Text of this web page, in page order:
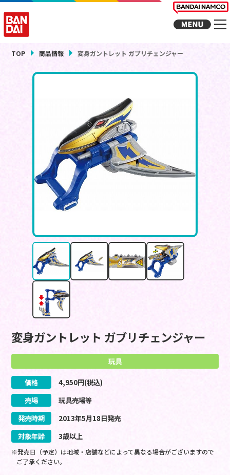
TOP 商品情報 変身ガントレット ガブリチェンジャー
変身ガントレット ガブリチェンジャー
玩具
価格 4,950円(税込)
売場
玩具売場等
発売時期
2013年5月18日発売
対象年齢
3歳以上
※発売日（予定）は地域・店舗などによって異なる場合がございますので
ご了承ください。